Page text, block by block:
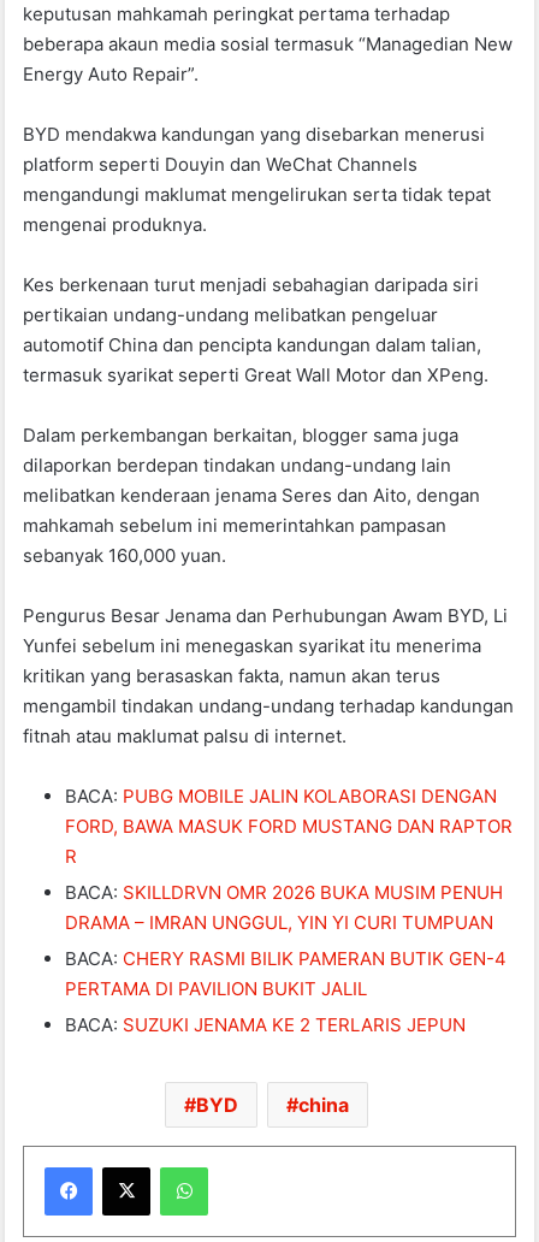
keputusan mahkamah peringkat pertama terhadap
beberapa akaun media sosial termasuk “Managedian New
Energy Auto Repair”.
BYD mendakwa kandungan yang disebarkan menerusi
platform seperti Douyin dan WeChat Channels
mengandungi maklumat mengelirukan serta tidak tepat
mengenai produknya.
Kes berkenaan turut menjadi sebahagian daripada siri
pertikaian undang-undang melibatkan pengeluar
automotif China dan pencipta kandungan dalam talian,
termasuk syarikat seperti Great Wall Motor dan XPeng.
Dalam perkembangan berkaitan, blogger sama juga
dilaporkan berdepan tindakan undang-undang lain
melibatkan kenderaan jenama Seres dan Aito, dengan
mahkamah sebelum ini memerintahkan pampasan
sebanyak 160,000 yuan.
Pengurus Besar Jenama dan Perhubungan Awam BYD, Li
Yunfei sebelum ini menegaskan syarikat itu menerima
kritikan yang berasaskan fakta, namun akan terus
mengambil tindakan undang-undang terhadap kandungan
fitnah atau maklumat palsu di internet.
BACA: PUBG MOBILE JALIN KOLABORASI DENGAN
FORD, BAWA MASUK FORD MUSTANG DAN RAPTOR
R
BACA: SKILLDRVN OMR 2026 BUKA MUSIM PENUH
DRAMA – IMRAN UNGGUL, YIN YI CURI TUMPUAN
BACA: CHERY RASMI BILIK PAMERAN BUTIK GEN-4
PERTAMA DI PAVILION BUKIT JALIL
BACA: SUZUKI JENAMA KE 2 TERLARIS JEPUN
BYD china
WhatsApp